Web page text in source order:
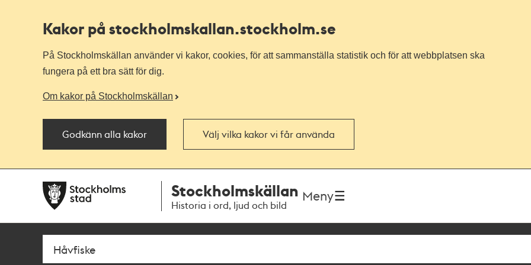
Kakor på stockholmskallan.stockholm.se
På Stockholmskällan använder vi kakor, cookies, för att sammanställa statistik och för att webbplatsen ska
fungera på ett bra sätt för dig.
Om kakor på Stockholmskällan
Godkänn alla kakor Välj vilka kakor vi får använda
navigationen
huvudinnehållet
Stockholmskällan
Historia i ord, ljud och bild
Meny
SökFritextsök